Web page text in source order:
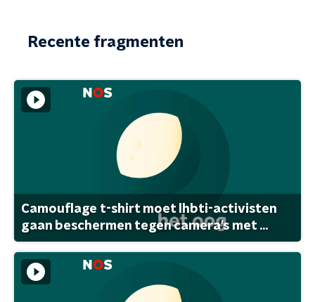
Recente fragmenten
Camouflage t-shirt moet lhbti-activisten
gaan beschermen tegen camera's met ...